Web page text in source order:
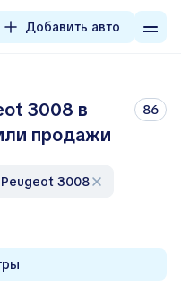
Добавить авто
3008 в
продажи
86
Peugeot 3008